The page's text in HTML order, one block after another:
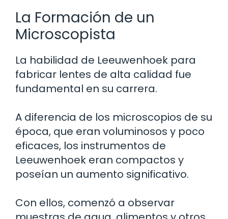
La Formación de un
Microscopista
La habilidad de Leeuwenhoek para
fabricar lentes de alta calidad fue
fundamental en su carrera.
A diferencia de los microscopios de su
época, que eran voluminosos y poco
eficaces, los instrumentos de
Leeuwenhoek eran compactos y
poseían un aumento significativo.
Con ellos, comenzó a observar